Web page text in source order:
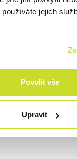
jejich
Povolit vše
Upravit
na všechny
číslo od čísla
jakékoliv
tak, aby byl proces